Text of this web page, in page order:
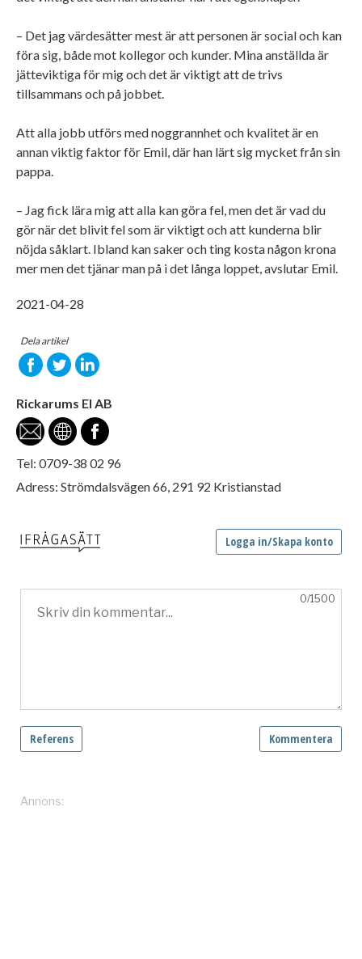
– Det jag värdesätter mest är att personen är social och kan
föra sig, både mot kollegor och kunder. Mina anställda är
jätteviktiga för mig och det är viktigt att de trivs
tillsammans och på jobbet.
Att alla jobb utförs med noggrannhet och kvalitet är en
annan viktig faktor för Emil, där han lärt sig mycket från sin
pappa.
– Jag fick lära mig att alla kan göra fel, men det är vad du
gör när det blivit fel som är viktigt och att kunderna blir
nöjda såklart. Ibland kan saker och ting kosta någon krona
mer men det tjänar man på i det långa loppet, avslutar Emil.
2021-04-28
Dela artikel
Rickarums El AB
Tel: 0709-38 02 96
Adress: Strömdalsvägen 66, 291 92 Kristianstad